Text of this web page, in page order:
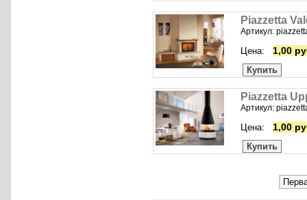
Piazzetta
Артикул:
Цена: 1,00
Купить
Piazzetta
Артикул:
Цена: 1,00
Купить